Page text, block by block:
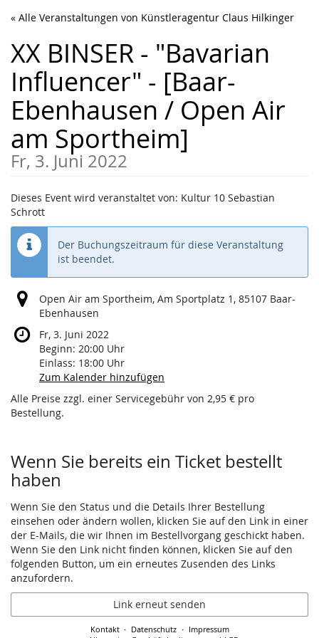
Zum
Inhalt
springen
« Alle Veranstaltungen von Künstleragentur Claus Hilkinger
XX BINSER - "Bavarian
Influencer" - [Baar-
Ebenhausen / Open Air
am Sportheim]
Fr, 3. Juni 2022
Dieses Event wird veranstaltet von: Kultur 10 Sebastian
Schrott
Der Buchungszeitraum für diese Veranstaltung
ist beendet.
Open Air am Sportheim, Am Sportplatz 1, 85107 Baar-
Ebenhausen
Fr, 3. Juni 2022
Beginn: 20:00 Uhr
Einlass: 18:00 Uhr
Zum Kalender hinzufügen
Alle Preise zzgl. einer Servicegebühr von 2,95 € pro
Bestellung.
Wenn Sie bereits ein Ticket bestellt
haben
Wenn Sie den Status und die Details Ihrer Bestellung
einsehen oder ändern wollen, klicken Sie auf den Link in einer
der E-Mails, die wir Ihnen im Bestellvorgang geschickt haben.
Wenn Sie den Link nicht finden können, klicken Sie auf den
folgenden Button, um ein erneutes Zusenden des Links
anzufordern.
Link erneut senden
Kontakt Datenschutz
Impressum